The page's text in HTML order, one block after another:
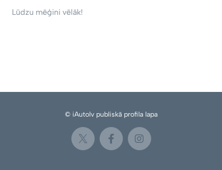
Lūdzu mēģini vēlāk!
© iAutolv publiskā profila lapa